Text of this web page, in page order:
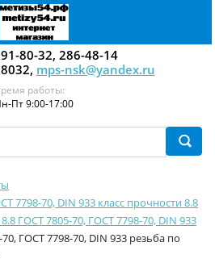
80-32, 286-48-14
mps-nsk@yandex.ru
работы:
Пт 9:00-17:00
7798-70, DIN 933 класс прочности 8.8
ГОСТ 7805-70, ГОСТ 7798-70, DIN 933
ГОСТ 7798-70, DIN 933 резьба по